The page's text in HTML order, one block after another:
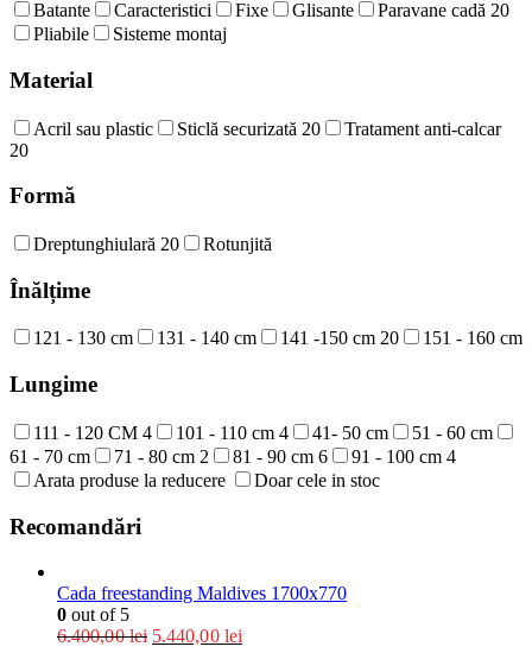
Batante Caracteristici Fixe Glisante Paravane cadă 20
Pliabile
Sisteme montaj
Material
Acril sau plastic Sticlă securizată 20
Tratament anti-calcar
20
Formă
Dreptunghiulară 20 Rotunjită
Înălțime
121 - 130 cm 131 - 140 cm 141 -150 cm 20 151 - 160 cm
Lungime
111 - 120 CM 4 101 - 110 cm 4 41- 50 cm
51 - 60 cm
61 - 70 cm
71 - 80 cm 2 81 - 90 cm 6 91 - 100 cm 4
Arata produse la reducere
Doar cele in stoc
Recomandări
Cada freestanding Maldives 1700x770
0 out of 5
6.400,00lei 5.440,00 lei